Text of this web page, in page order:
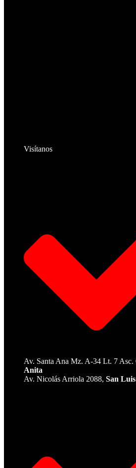
Visítanos
Av. Santa Ana Mz. A-34 Lt. 7 Asc.
Anita
Av. Nicolás Arriola 2088, San Luis